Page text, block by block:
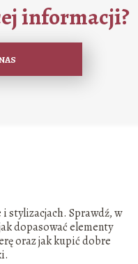
informacji?
stylizacjach. Sprawdź, w
dopasować elementy
oraz jak kupić dobre